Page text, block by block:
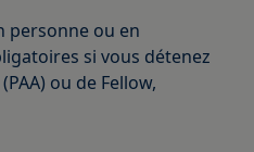
personne ou en
si vous détenez
ou de Fellow,